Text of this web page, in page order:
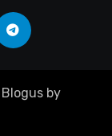
Blogus by